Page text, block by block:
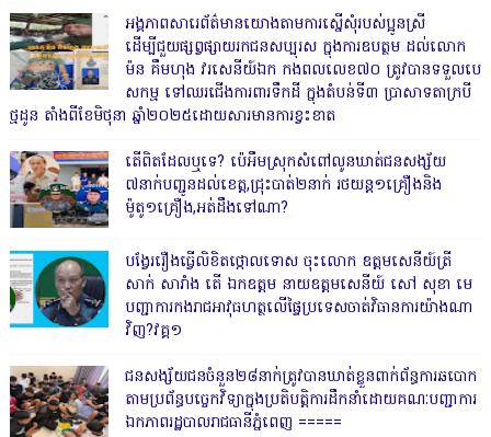
អង្គភាពសារេព័ត៌មានយោងតាមការស្នើសុំរបស់ប្អូនស្រី
ដើម្បីជួយផ្សព្វផ្សាយរកជនសប្បុរស ក្នុងការឧបត្ថម ដល់លោក
ម៉ន គឹមហុង វរសេនីយ៍ឯក កងពលលេខ៧០ ត្រូវបានទទួលបេ
សកម្ម ទៅឈរជើងការពារទឹកដី ក្នុងតំបន់ទី៣ ប្រាសាទតាក្របី
ថ្មដូន តាំងពីខែមិថុនា ឆ្នាំ២០២៥ដោយសារមានការខ្វះខាត
តើពិតដែលឬទេ? ប៉េអឹមស្រុកសំពៅលូនឃាត់ជនសង្ស័យ
៧នាក់បញ្ជូនដល់ខេត្ត,ជ្រុះបាត់២នាក់ រថយន្ត១គ្រឿងនិង
ម៉ូតូ១គ្រឿង,អត់ដឹងទៅណា?
បង្វែររឿងធ្វើលិខិតថ្កោលទោស ចុះលោក ឧត្តមសេនីយ៍ត្រី
សាក់ សារាំង តើ ឯកឧត្តម នាយឧត្តមសេនីយ៍ សៅ សុខា មេ
បញ្ជាការកងរាជអាវុធហត្ថលើផ្ទៃប្រទេសចាត់វិធានការយ៉ាងណា
វិញ?វគ្គ១
ជនសង្ស័យជនចំនួន២៨នាក់ត្រូវបានឃាត់ខ្លួនពាក់ព័ន្ធការឆបោក
តាមប្រព័ន្ធបច្ចេកវិទ្យាក្នុងប្រតិបត្តិការដឹកនាំដោយគណៈបញ្ជាការ
ឯកភាពរដ្ឋបាលរាជធានីភ្នំពេញ ‎=====